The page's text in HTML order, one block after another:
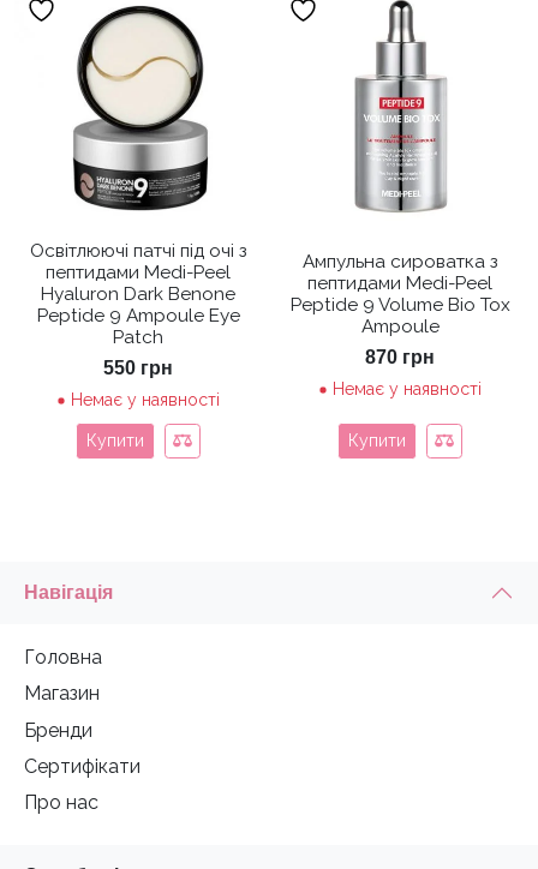
Освітлюючі патчі під очі з
пептидами Medi-Peel
Hyaluron Dark Benone
Peptide 9 Ampoule Eye
Patch
550 грн
Немає у наявності
Купити
Ампульна сироватка з
пептидами Medi-Peel
Peptide 9 Volume Bio Tox
Ampoule
870 грн
Немає у наявності
Купити
Навігація
Головна
Магазин
Бренди
Сертифікати
Про нас